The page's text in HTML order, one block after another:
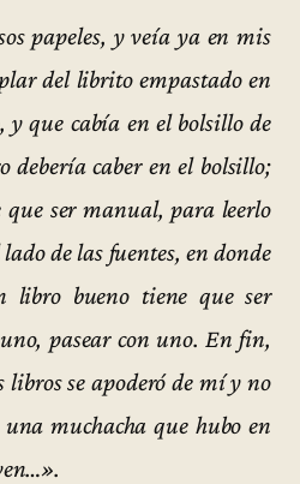
papeles, y veía ya en mis
del librito empastado en
y que cabía en el bolsillo de
debería caber en el bolsillo;
ser manual, para leerlo
de las fuentes, en donde
libro bueno tiene que ser
pasear con uno. En fin,
libros se apoderó de mí y no
muchacha que hubo en